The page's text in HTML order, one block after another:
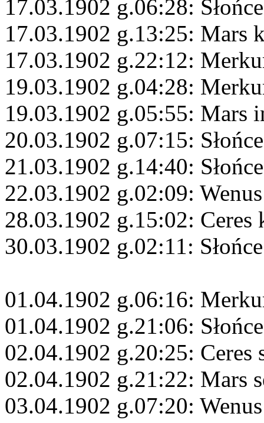
17.03.1902 g.06:28:
17.03.1902 g.13:25: Mars
17.03.1902 g.22:12:
19.03.1902 g.04:28:
19.03.1902 g.05:55: Mars
20.03.1902 g.07:15:
21.03.1902 g.14:40:
22.03.1902 g.02:09:
28.03.1902 g.15:02:
30.03.1902 g.02:11:
01.04.1902 g.06:16:
01.04.1902 g.21:06:
02.04.1902 g.20:25: Ceres
02.04.1902 g.21:22: Mars
03.04.1902 g.07:20: